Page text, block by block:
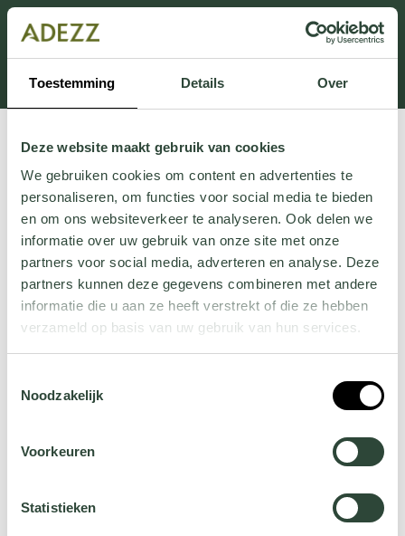
Toestemming Details Over
Deze website maakt gebruik van cookies
We gebruiken cookies om content en advertenties te
personaliseren, om functies voor social media te bieden
en om ons websiteverkeer te analyseren. Ook delen we
informatie over uw gebruik van onze site met onze
partners voor social media, adverteren en analyse. Deze
partners kunnen deze gegevens combineren met andere
informatie die u aan ze heeft verstrekt of die ze hebben
verzameld op basis van uw gebruik van hun services.
jehier.
Noodzakelijk
Voorkeuren
Statistieken
Dit onderdeel is momenteel in onderhoud.
Als je informatie mist kun je ons bellen +31 413 274
168 of mailen
Customersupport@adezz.com.